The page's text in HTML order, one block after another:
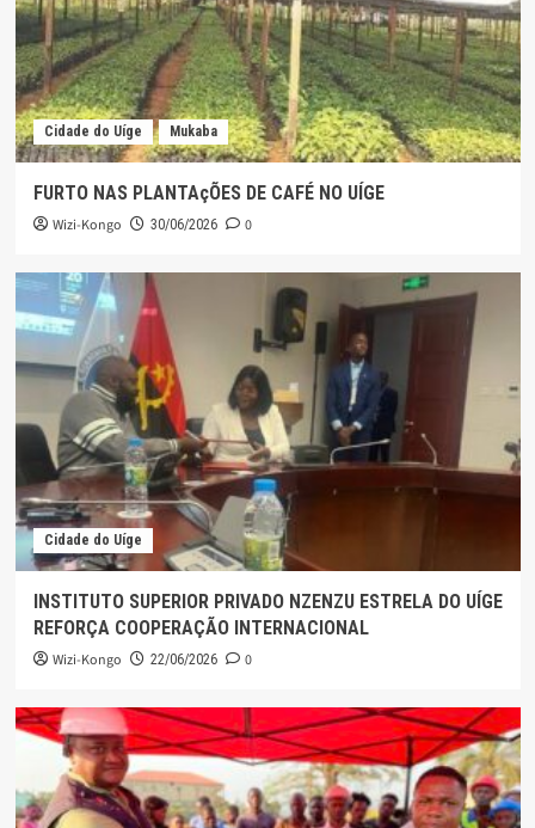
Cidade do Uíge Mukaba
FURTO NAS PLANTAçÕES DE CAFÉ NO UÍGE
Wizi-Kongo 30/06/2026 0
Cidade do Uíge
INSTITUTO SUPERIOR PRIVADO NZENZU ESTRELA DO UÍGE
REFORÇA COOPERAÇÃO INTERNACIONAL
Wizi-Kongo 22/06/2026 0